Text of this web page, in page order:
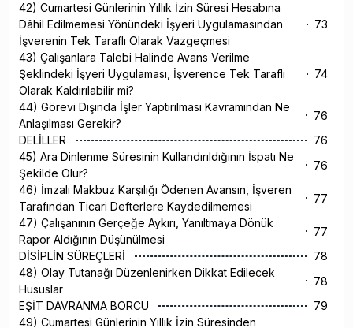
42) Cumartesi Günlerinin Yıllık İzin Süresi Hesabına
Dâhil Edilmemesi Yönündeki İşyeri Uygulamasından
İşverenin Tek Taraflı Olarak Vazgeçmesi
73
43) Çalışanlara Talebi Halinde Avans Verilme
Şeklindeki İşyeri Uygulaması, İşverence Tek Taraflı
Olarak Kaldırılabilir mi?
74
44) Görevi Dışında İşler Yaptırılması Kavramından Ne
Anlaşılması Gerekir?
76
DELİLLER
76
45) Ara Dinlenme Süresinin Kullandırıldığının İspatı Ne
Şekilde Olur?
76
46) İmzalı Makbuz Karşılığı Ödenen Avansın, İşveren
Tarafından Ticari Defterlere Kaydedilmemesi
77
47) Çalışanının Gerçeğe Aykırı, Yanıltmaya Dönük
Rapor Aldığının Düşünülmesi
77
DİSİPLİN SÜREÇLERİ
78
48) Olay Tutanağı Düzenlenirken Dikkat Edilecek
Hususlar
78
EŞİT DAVRANMA BORCU
79
49) Cumartesi Günlerinin Yıllık İzin Süresinden